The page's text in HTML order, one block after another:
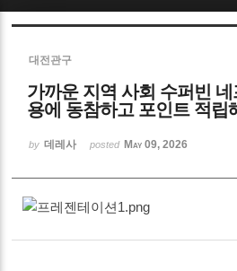
대전관구
가까운 지역 사회 수퍼빈
용에 동참하고 포인트 적립
by 데레사 posted May 09, 2026